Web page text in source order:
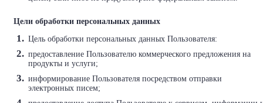
Цели обработки персональных данных
Цель обработки персональных данных Пользователя:
предоставление Пользователю коммерческого предложения на
продукты и услуги;
информирование Пользователя посредством отправки
электронных писем;